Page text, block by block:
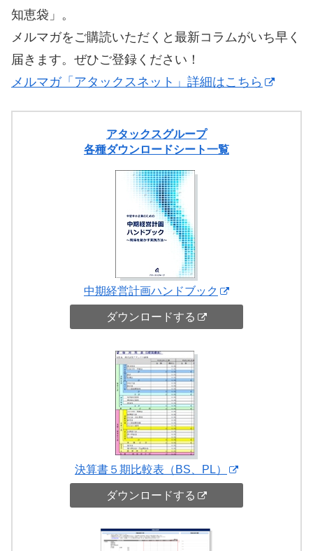
知恵袋」。
メルマガをご購読いただくと最新コラムがいち早く
届きます。ぜひご登録ください！
メルマガ「アタックスネット」詳細はこちら
アタックスグループ
各種ダウンロードシート一覧
中期経営計画ハンドブック
ダウンロードする
決算書５期比較表（BS、PL）
ダウンロードする